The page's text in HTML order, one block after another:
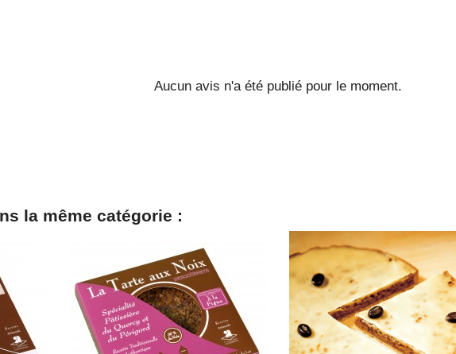
Aucun avis n'a été publié pour le moment.
la même catégorie :